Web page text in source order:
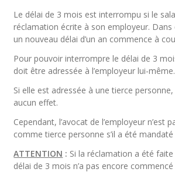
Le délai de 3 mois est interrompu si le
réclamation écrite à son employeur.
un nouveau délai d’un an commence à
Pour pouvoir interrompre le délai de 3
doit être adressée à l’employeur lui-même.
Si elle est adressée à une tierce
aucun effet.
Cependant, l’avocat de l’employeur n’est
comme tierce personne s’il a été mandaté
ATTENTION : Si la réclamation a été
délai de 3 mois n’a pas encore